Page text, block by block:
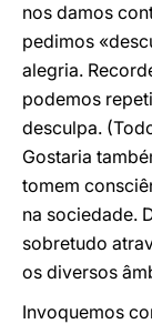
nos damos
pedimos
alegria.
podemos
desculpa.
Gostaria
tomem
na sociedade.
sobretudo
os diversos
Invoquemos